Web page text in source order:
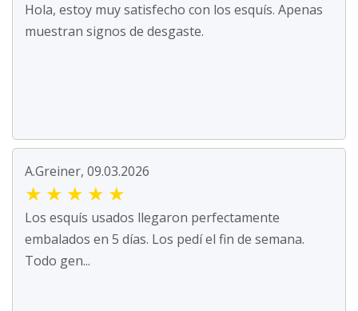
Hola, estoy muy satisfecho con los esquís. Apenas
muestran signos de desgaste.
A.Greiner, 09.03.2026
★ ★ ★ ★ ★
Los esquís usados llegaron perfectamente
embalados en 5 días. Los pedí el fin de semana.
Todo gen...